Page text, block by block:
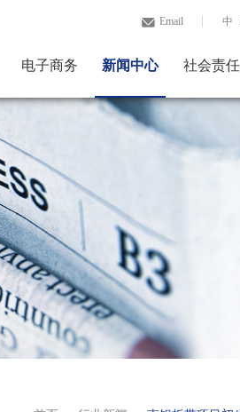
中
Email
电子商务 新闻中心 社会责任